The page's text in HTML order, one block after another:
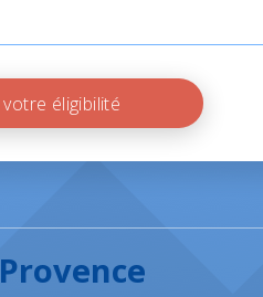
Vérifier votre éligibilité